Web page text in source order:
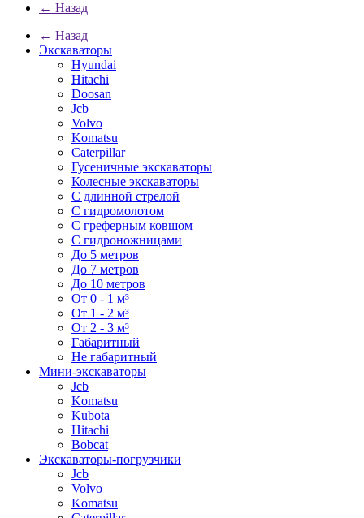
← Назад
← Назад
Экскаваторы
Hyundai
Hitachi
Doosan
Jcb
Volvo
Komatsu
Caterpillar
Гусеничные экскаваторы
Колесные экскаваторы
С длинной стрелой
С гидромолотом
С греферным ковшом
С гидроножницами
До 5 метров
До 7 метров
До 10 метров
От 0 - 1 м³
От 1 - 2 м³
От 2 - 3 м³
Габаритный
Не габаритный
Мини-экскаваторы
Jcb
Komatsu
Kubota
Hitachi
Bobcat
Экскаваторы-погрузчики
Jcb
Volvo
Komatsu